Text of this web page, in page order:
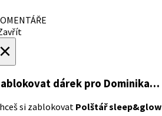
dárek pro Dominika…
si zablokovat Polštář sleep&glow